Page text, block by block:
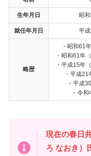
生年月日 昭
就任年月日 平
略歴
・昭和61
・昭和61年
・平成15年
・平成
・平成
・令
現在の春日
ろ なおき）